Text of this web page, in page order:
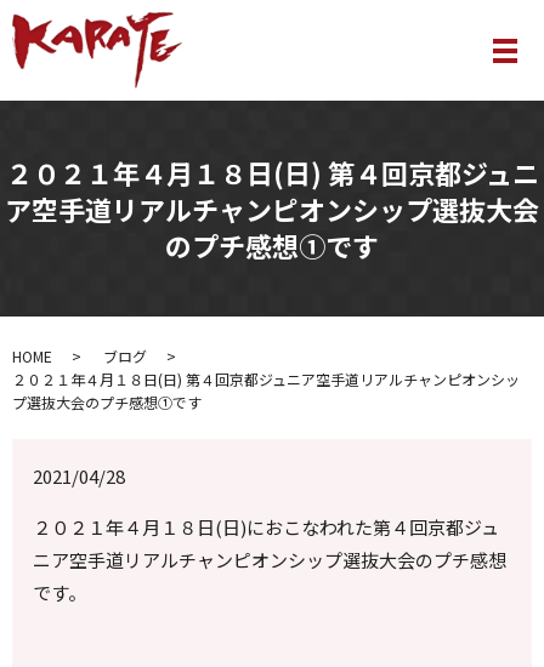
メ
２０２１年４月１８日(日) 第４回京都ジュニ
ア空手道リアルチャンピオンシップ選抜大会
のプチ感想①です
HOME
ブログ
２０２１年４月１８日(日) 第４回京都ジュニア空手道リアルチャンピオンシッ
プ選抜大会のプチ感想①です
2021/04/28
２０２１年４月１８日(日)におこなわれた第４回京都ジュ
ニア空手道リアルチャンピオンシップ選抜大会のプチ感想
です。